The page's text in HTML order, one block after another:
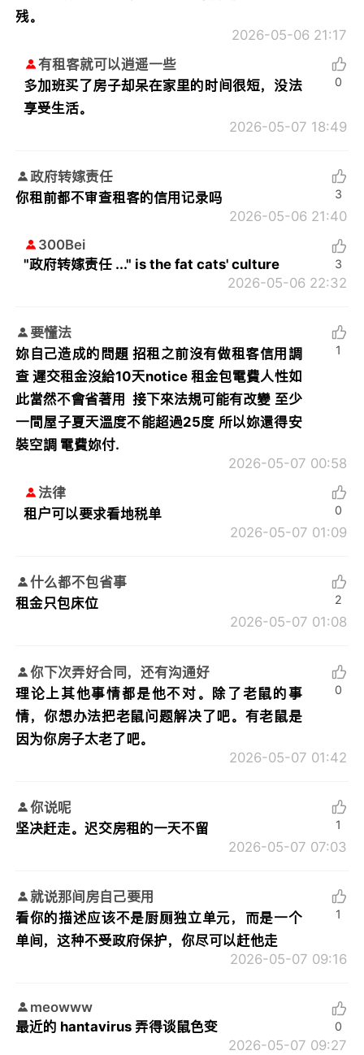
残。
2026-05-06 21:17
有租客就可以逍遥一些
多加班买了房子却呆在家里的时间很短，没法
享受生活。
2026-05-07 18:49
0
政府转嫁责任
你租前都不审查租客的信用记录吗
2026-05-06 21:40
3
300Bei
"政府转嫁责任 ..." is the fat cats' culture
2026-05-06 22:32
3
要懂法
妳自己造成的問題 招租之前沒有做租客信用調
查 遲交租金沒給10天notice 租金包電費人性如
此當然不會省著用 接下來法規可能有改變 至少
一間屋子夏天溫度不能超過25度 所以妳還得安
裝空調 電費妳付.
2026-05-07 00:58
1
法律
租户可以要求看地税单
2026-05-07 01:09
0
什么都不包省事
租金只包床位
2026-05-07 01:08
2
你下次弄好合同，还有沟通好
理论上其他事情都是他不对。除了老鼠的事
情，你想办法把老鼠问题解决了吧。有老鼠是
因为你房子太老了吧。
2026-05-07 01:42
0
你说呢
坚决赶走。迟交房租的一天不留
2026-05-07 07:03
1
就说那间房自己要用
看你的描述应该不是厨厕独立单元，而是一个
单间，这种不受政府保护，你尽可以赶他走
2026-05-07 09:16
1
meowww
最近的 hantavirus 弄得谈鼠色变
2026-05-07 09:27
0